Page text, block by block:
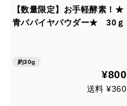
【数量限定】お手軽酵素！★
青パパイヤパウダー★ 30ｇ
約30g
¥800
送料 ¥360